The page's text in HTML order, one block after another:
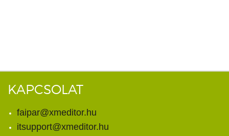
KAPCSOLAT
faipar@xmeditor.hu
itsupport@xmeditor.hu